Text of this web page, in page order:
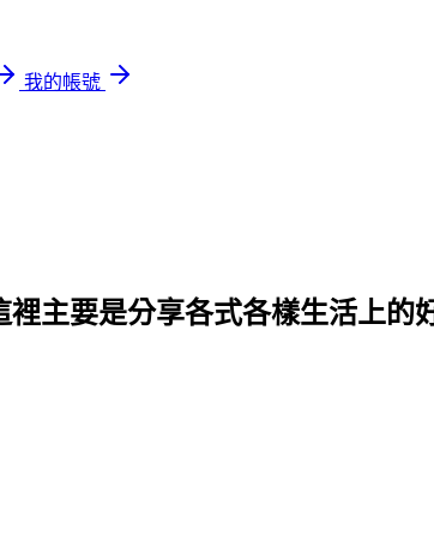
我的帳號
裡主要是分享各式各樣生活上的